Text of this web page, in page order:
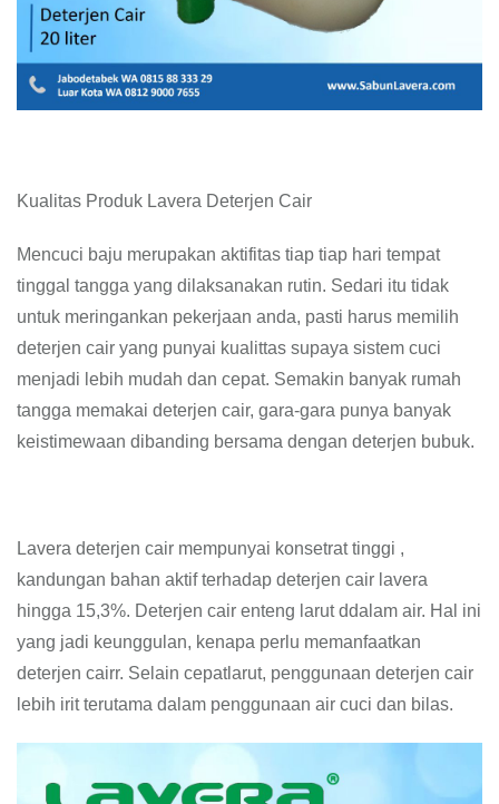
Kualitas Produk Lavera Deterjen Cair
Mencuci baju merupakan aktifitas tiap tiap hari tempat
tinggal tangga yang dilaksanakan rutin. Sedari itu tidak
untuk meringankan pekerjaan anda, pasti harus memilih
deterjen cair yang punyai kualittas supaya sistem cuci
menjadi lebih mudah dan cepat. Semakin banyak rumah
tangga memakai deterjen cair, gara-gara punya banyak
keistimewaan dibanding bersama dengan deterjen bubuk.
Lavera deterjen cair mempunyai konsetrat tinggi ,
kandungan bahan aktif terhadap deterjen cair lavera
hingga 15,3%. Deterjen cair enteng larut ddalam air. Hal ini
yang jadi keunggulan, kenapa perlu memanfaatkan
deterjen cairr. Selain cepatlarut, penggunaan deterjen cair
lebih irit terutama dalam penggunaan air cuci dan bilas.